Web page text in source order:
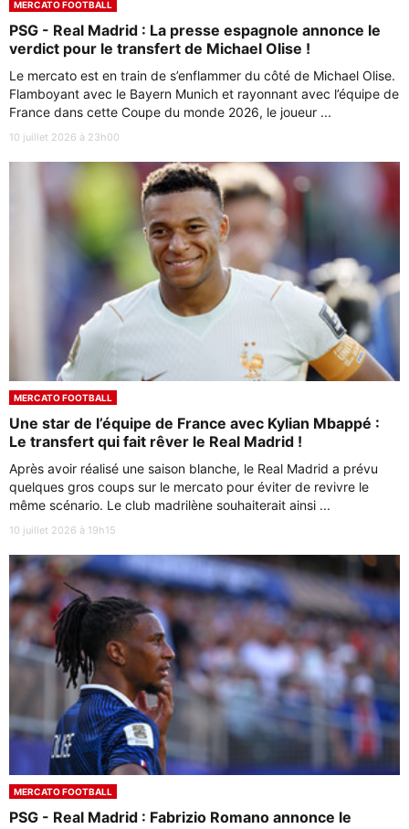
MERCATO FOOTBALL
PSG - Real Madrid : La presse espagnole annonce le
verdict pour le transfert de Michael Olise !
Le mercato est en train de s’enflammer du côté de Michael Olise.
Flamboyant avec le Bayern Munich et rayonnant avec l’équipe de
France dans cette Coupe du monde 2026, le joueur ...
10 juillet 2026 à 23h00
MERCATO FOOTBALL
Une star de l’équipe de France avec Kylian Mbappé :
Le transfert qui fait rêver le Real Madrid !
Après avoir réalisé une saison blanche, le Real Madrid a prévu
quelques gros coups sur le mercato pour éviter de revivre le
même scénario. Le club madrilène souhaiterait ainsi ...
10 juillet 2026 à 19h15
MERCATO FOOTBALL
PSG - Real Madrid : Fabrizio Romano annonce le